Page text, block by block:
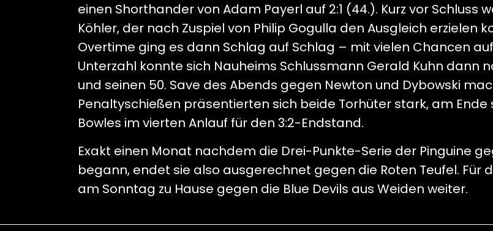
einen Shorthander von Adam Payerl auf 2:1 (44.). Kurz vor Schluss
Köhler, der nach Zuspiel von Philip Gogulla den Ausgleich erzielen
Overtime ging es dann Schlag auf Schlag – mit vielen Chancen
Unterzahl konnte sich Nauheims Schlussmann Gerald Kuhn dann
und seinen 50. Save des Abends gegen Newton und Dybowski
Penaltyschießen präsentierten sich beide Torhüter stark, am
Bowles im vierten Anlauf für den 3:2-Endstand.
Exakt einen Monat nachdem die Drei-Punkte-Serie der Pinguine
begann, endet sie also ausgerechnet gegen die Roten Teufel. Für
am Sonntag zu Hause gegen die Blue Devils aus Weiden weiter.